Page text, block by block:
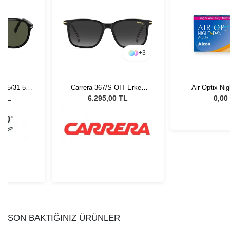
Erkek
Air Optix Night and Day
Aqua
0,00 TL
Jimmy Choo
- 57 Kadın
SON BAKTIĞINIZ ÜRÜNLER